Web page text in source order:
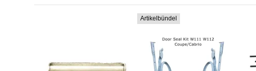
Artikelbündel